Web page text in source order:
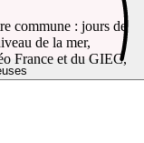
commune : jours de
de la mer,
France et du GIEC,